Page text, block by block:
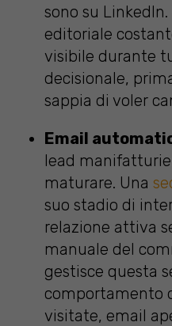
sono su
editoriale
visibile durante
decisionale,
sappia di voler
Email
lead
maturare. Una
suo stadio di
relazione attiva
manuale del
gestisce questa
comportamento
visitate, email